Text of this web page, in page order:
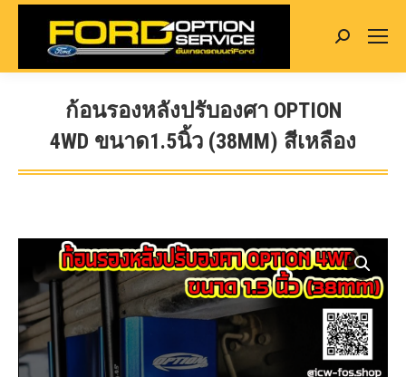
Search:
ก้อนรองหลังปรับองศา OPTION
4WD ขนาด1.5นิ้ว (38MM) สีเหลือง
You are here: